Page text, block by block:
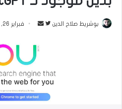
بوشريط صلاح الدين
ت
ع
ل
ى
س
ل
ب
ر
ي
فبراير 26, 2023